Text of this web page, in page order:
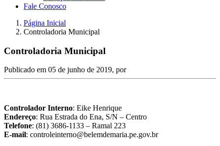
Fale Conosco
Página Inicial
Controladoria Municipal
Controladoria Municipal
Publicado em 05 de junho de 2019, por
Controlador Interno: Eike Henrique
Endereço: Rua Estrada do Ena, S/N – Centro
Telefone: (81) 3686-1133 – Ramal 223
E-mail: controleinterno@belemdemaria.pe.gov.br